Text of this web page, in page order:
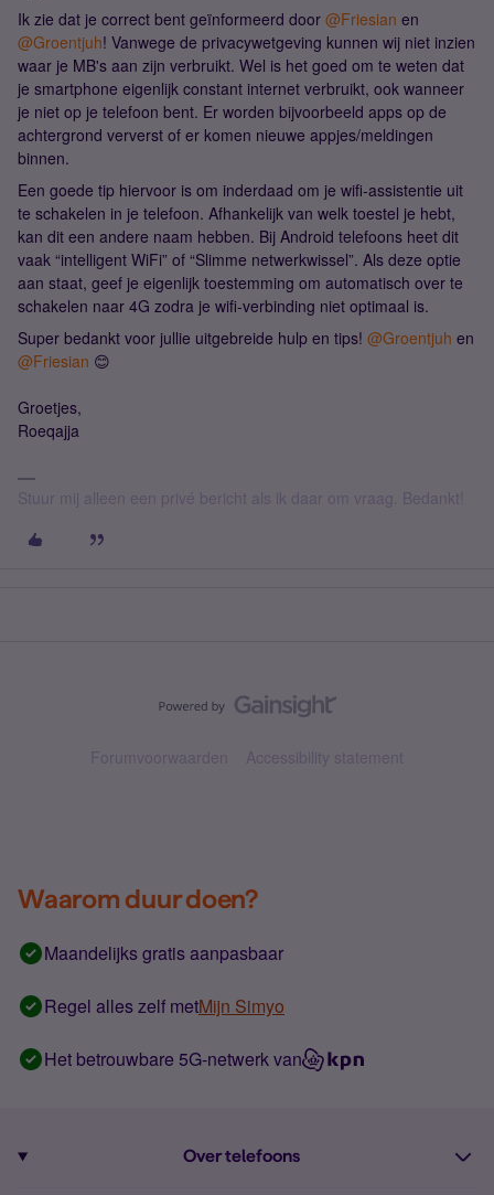
Ik zie dat je correct bent geïnformeerd door ​ @Friesian en ​
@Groentjuh! Vanwege de privacywetgeving kunnen wij niet inzien
waar je MB's aan zijn verbruikt. Wel is het goed om te weten dat
je smartphone eigenlijk constant internet verbruikt, ook wanneer
je niet op je telefoon bent. Er worden bijvoorbeeld apps op de
achtergrond ververst of er komen nieuwe appjes/meldingen
binnen.
Een goede tip hiervoor is om inderdaad om je wifi-assistentie uit
te schakelen in je telefoon. Afhankelijk van welk toestel je hebt,
kan dit een andere naam hebben. Bij Android telefoons heet dit
vaak “intelligent WiFi” of “Slimme netwerkwissel”. Als deze optie
aan staat, geef je eigenlijk toestemming om automatisch over te
schakelen naar 4G zodra je wifi-verbinding niet optimaal is.
Super bedankt voor jullie uitgebreide hulp en tips! ​ @Groentjuh en
@Friesian 😊
Groetjes,
Roeqajja
Stuur mij alleen een privé bericht als ik daar om vraag. Bedankt!
Forumvoorwaarden Accessibility statement
Waarom duur doen?
Maandelijks gratis aanpasbaar
Regel alles zelf metMijn Simyo
Het betrouwbare 5G-netwerk van
Over telefoons